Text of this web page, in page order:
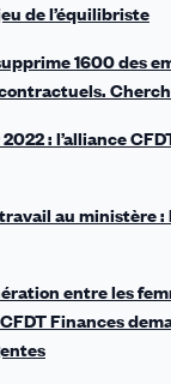
de l’équilibriste
1600 des
: l’alliance
au ministère
entre les
Finances